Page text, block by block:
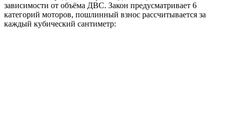
зависимости от объёма ДВС. Закон предусматривает 6
категорий моторов, пошлинный взнос рассчитывается за
каждый кубический сантиметр: